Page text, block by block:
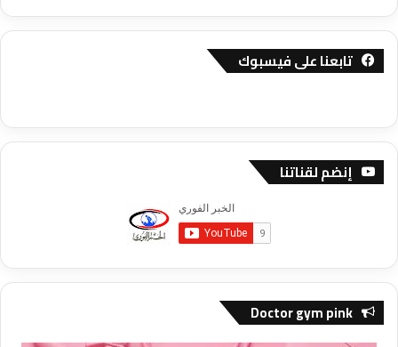
تابعنا على فيسبوك
إنضم لقناتنا
Doctor gym pink